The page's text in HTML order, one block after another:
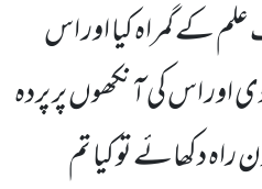
کے گمراہ کیا اور اس
اور اس کی آنکھوں پر پردہ
راہ دکھائے تو کیا تم